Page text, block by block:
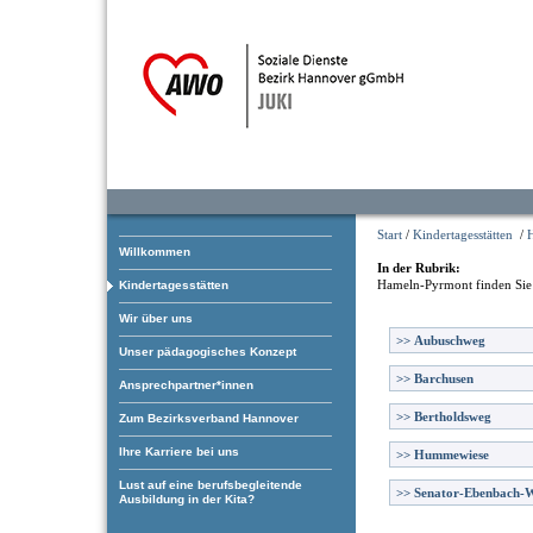
Willkommen
Kindertagesstätten
Wir über uns
Unser pädagogisches Konzept
Ansprechpartner*innen
Zum Bezirksverband Hannover
Ihre Karriere bei uns
Lust auf eine berufsbegleitende
Ausbildung in der Kita?
Start / Kindertagesstätten /
In der Rubrik:
Hameln-Pyrmont finden
>> Aubuschweg
>> Barchusen
>> Bertholdsweg
>> Hummewiese
>> Senator-Ebenbach-